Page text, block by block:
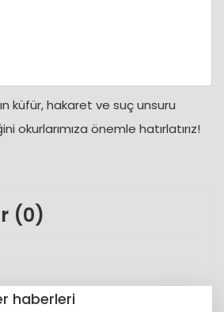
küfür, hakaret ve suç unsuru
okurlarımıza önemle hatırlatırız!
(0)
haberleri